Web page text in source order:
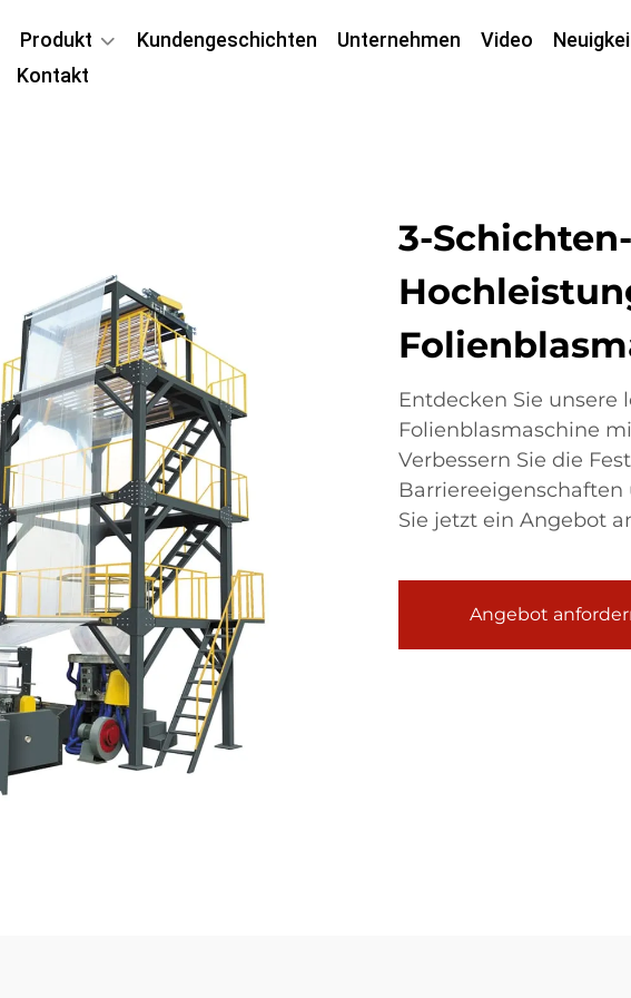
Produkt Kundengeschichten Unternehmen Video
Kontakt
3-
Entdecken Sie unsere
Folienblasmaschine
Verbessern Sie die
Sie jetzt ein Angebot
Angebot